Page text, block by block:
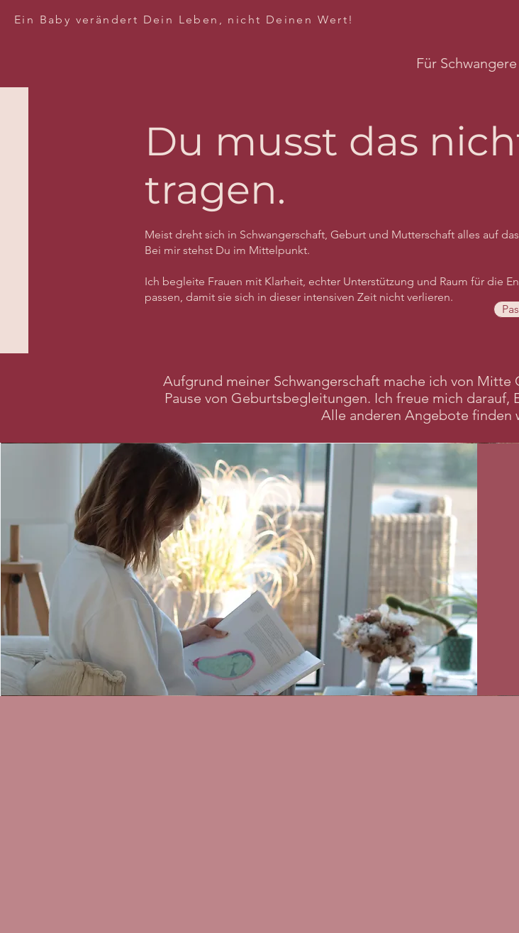
Ein Baby verändert Dein Leben, nicht Deinen Wert!
Für Schwangere
Du musst das
tragen.
Meist dreht sich in Schwangerschaft, Geburt und Mutterschaft alles auf
Bei mir stehst Du im Mittelpunkt.
Ich begleite Frauen mit Klarheit, echter Unterstützung und Raum für die
passen, damit sie sich in dieser intensiven Zeit nicht verlieren.
Aufgrund meiner Schwangerschaft mache ich von
Pause von Geburtsbegleitungen. Ich freue mich
Alle anderen Angebote finden